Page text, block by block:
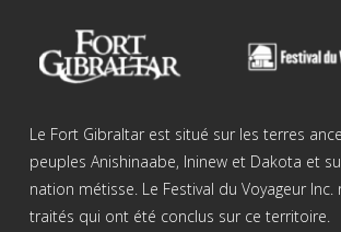
Le Fort Gibraltar est situé sur les terres
peuples Anishinaabe, Ininew et Dakota et
nation métisse. Le Festival du Voyageur Inc.
traités qui ont été conclus sur ce territoire.